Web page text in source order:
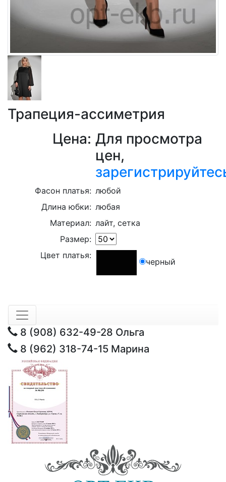
Трапеция-ассиметрия
Цена: Для просмотра
цен,
Фасон платья: любой
Длина юбки: любая
Материал: лайт, сетка
Размер:
Цвет платья:
черный
8 (908) 632-49-28 Ольга
8 (962) 318-74-15 Марина